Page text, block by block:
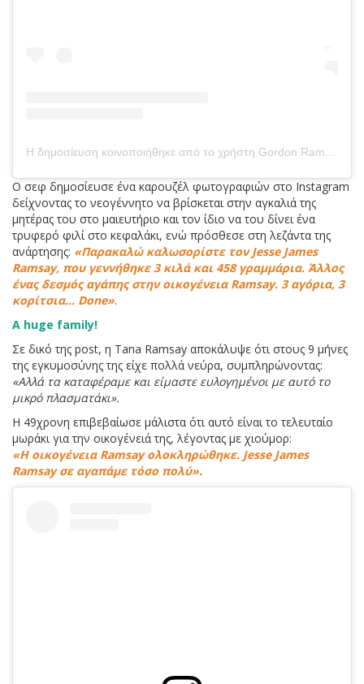
Η δημοσίευση κοινοποιήθηκε από το χρήστη Gordon Ramsay (@gordongram)
Ο σεφ δημοσίευσε ένα καρουζέλ φωτογραφιών στο Instagram
δείχνοντας το νεογέννητο να βρίσκεται στην αγκαλιά της
μητέρας του στο μαιευτήριο και τον ίδιο να του δίνει ένα
τρυφερό φιλί στο κεφαλάκι, ενώ πρόσθεσε στη λεζάντα της
ανάρτησης: «Παρακαλώ καλωσορίστε τον Jesse James
Ramsay, που γεννήθηκε 3 κιλά και 458 γραμμάρια. Άλλος
ένας δεσμός αγάπης στην οικογένεια Ramsay. 3 αγόρια, 3
κορίτσια… Done».
A huge family!
Σε δικό της post, η Tana Ramsay αποκάλυψε ότι στους 9 μήνες
της εγκυμοσύνης της είχε πολλά νεύρα, συμπληρώνοντας:
«Αλλά τα καταφέραμε και είμαστε ευλογημένοι με αυτό το
μικρό πλασματάκι».
Η 49χρονη επιβεβαίωσε μάλιστα ότι αυτό είναι το τελευταίο
μωράκι για την οικογένειά της, λέγοντας με χιούμορ:
«Η οικογένεια Ramsay ολοκληρώθηκε. Jesse James
Ramsay σε αγαπάμε τόσο πολύ».